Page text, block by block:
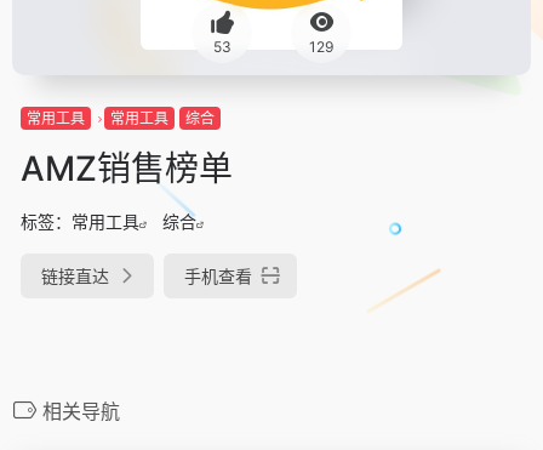
53 129
常用工具 常用工具 综合
AMZ销售榜单
标签： 常用工具 综合
链接直达 手机查看
相关导航